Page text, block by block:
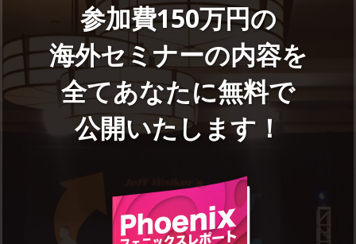
参加費150万円の
海外セミナーの内容を
全てあなたに無料で
公開いたします！